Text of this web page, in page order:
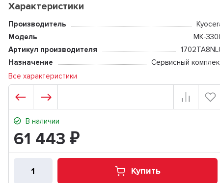
Характеристики
Производитель
Модель
MK-
Артикул производителя
Назначение
Сервисный
Все характеристики
В наличии
61 443 ₽
Купить